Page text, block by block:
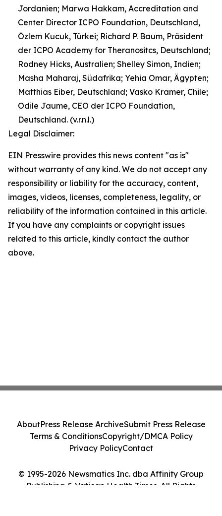
Jordanien; Marwa Hakkam, Accreditation and
Center Director ICPO Foundation, Deutschland,
Özlem Kucuk, Türkei; Richard P. Baum, Präsident
der ICPO Academy for Theranositcs, Deutschland;
Rodney Hicks, Australien; Shelley Simon, Indien;
Masha Maharaj, Südafrika; Yehia Omar, Ägypten;
Matthias Eiber, Deutschland; Vasko Kramer, Chile;
Odile Jaume, CEO der ICPO Foundation,
Deutschland. (v.r.n.l.)
Legal Disclaimer:
EIN Presswire provides this news content "as is"
without warranty of any kind. We do not accept any
responsibility or liability for the accuracy, content,
images, videos, licenses, completeness, legality, or
reliability of the information contained in this article.
If you have any complaints or copyright issues
related to this article, kindly contact the author
above.
© 1995-2026 Newsmatics Inc. dba Affinity Group
Publishing & Vatican Health Times. All Rights
AboutPress Release ArchiveSubmit Press Release
Terms & ConditionsCopyright/DMCA Policy
Privacy PolicyContact